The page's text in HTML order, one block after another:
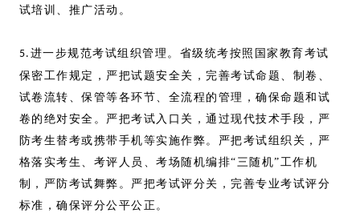
试培训、推广活动。
5. 进一步规范考试组织管理。省级统考按照国家教育考试
保密工作规定，严把试题安全关，完善考试命题、制卷、
试卷流转、保管等各环节、全流程的管理，确保命题和试
卷的绝对安全。严把考试入口关，通过现代技术手段，严
防考生替考或携带手机等实施作弊。严把考试组织关，严
格落实考生、考评人员、考场随机编排“三随机”工作机
制，严防考试舞弊。严把考试评分关，完善专业考试评分
标准，确保评分公平公正。